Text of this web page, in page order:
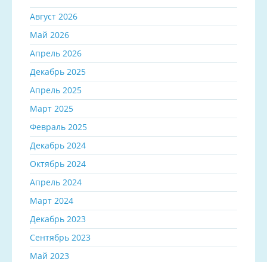
Август 2026
Май 2026
Апрель 2026
Декабрь 2025
Апрель 2025
Март 2025
Февраль 2025
Декабрь 2024
Октябрь 2024
Апрель 2024
Март 2024
Декабрь 2023
Сентябрь 2023
Май 2023